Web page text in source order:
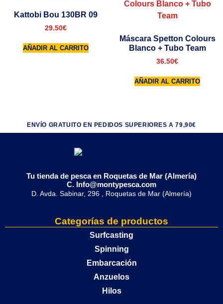
Kattobi Bou 130BR 09
29.50€
AÑADIR AL CARRITO
Máscara Spetton Colours
Blanco + Tubo Team
36.50€
AÑADIR AL CARRITO
ENVÍO GRATUITO EN PEDIDOS SUPERIORES A 79,90€
Tu tienda de pesca en Roquetas de Mar (Almería)
C. Info@montypesca.com
D. Avda. Sabinar, 296 , Roquetas de Mar (Almería)
Categorías de productos
Surfcasting
Spinning
Embarcación
Anzuelos
Hilos